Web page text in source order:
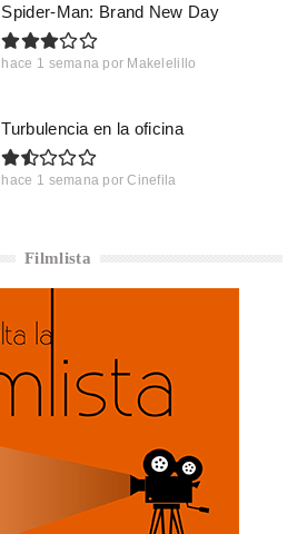
Spider-Man: Brand New Day
hace 1 semana por Makelelillo
Turbulencia en la oficina
hace 1 semana por Cinefila
Filmlista